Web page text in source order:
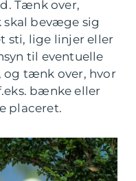
Tænk over,
skal bevæge sig
sti, lige linjer eller
til eventuelle
og tænk over, hvor
bænke eller
placeret.